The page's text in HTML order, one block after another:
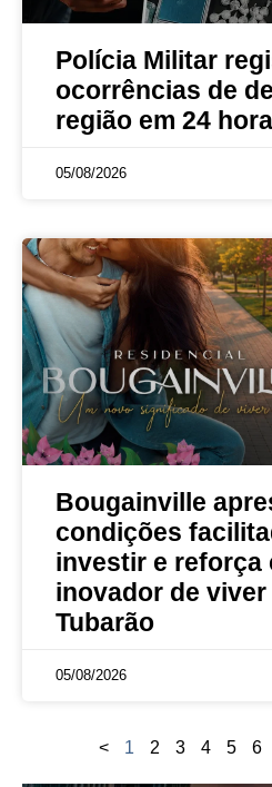
Polícia Militar
ocorrências de
região em 24
05/08/2026
Bougainville
condições
investir e reforça
inovador de viver
Tubarão
05/08/2026
< 1 2 3 4 5 6